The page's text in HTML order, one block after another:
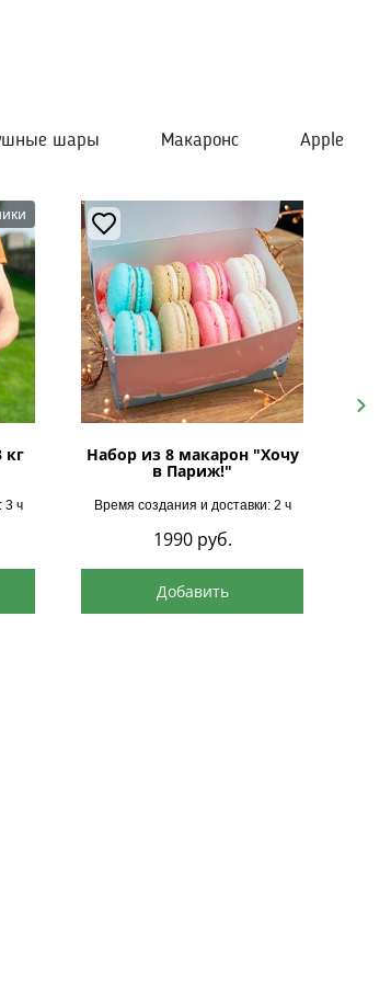
шары Макаронс Apple
кг
3 ч
Набор из 8 макарон "Хочу
в Париж!"
Время создания и доставки: 2 ч
1990 руб.
Добавить
Next